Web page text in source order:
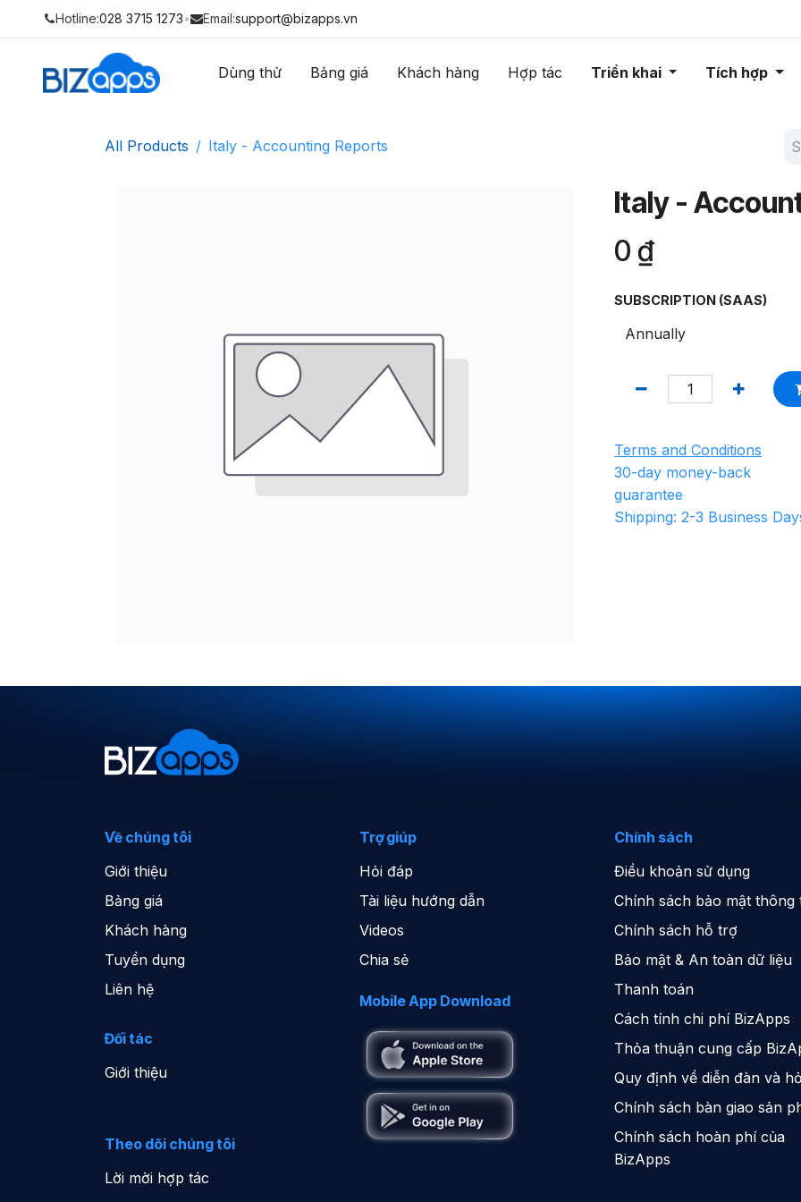
Hotline:028 3715 1273• Email:support@bizapps.vn
Dùng thử Bảng giá Khách hàng Hợp tác Triển khai Tích hợp
All Products Italy - Accounting Reports
Italy -
0 ₫
SUBSCRIPTION (SAAS)
Terms and Conditions
30-day money-back
guarantee
Shipping: 2-3 Business
Về chúng tôi
Giới thiệu
Bảng giá
Khách hàng
Tuyển dụng
Liên hệ
Đối tác
Giới thiệu
Theo dõi chúng tôi
Lời mời hợp tác
Trợ giúp
Hỏi đáp
Tài liệu hướng dẫn
Videos
Chia sẻ
Mobile App Download
Chính sách
Điều khoản sử dụng
Chính sách bảo mật thông
Chính sách hỗ trợ
Bảo mật & An toàn dữ liệu
Thanh toán
Cách tính chi phí BizApps
Thỏa thuận cung cấp
Quy định về diễn đàn và
Chính sách bàn giao sản
Chính sách hoàn phí của
BizApps